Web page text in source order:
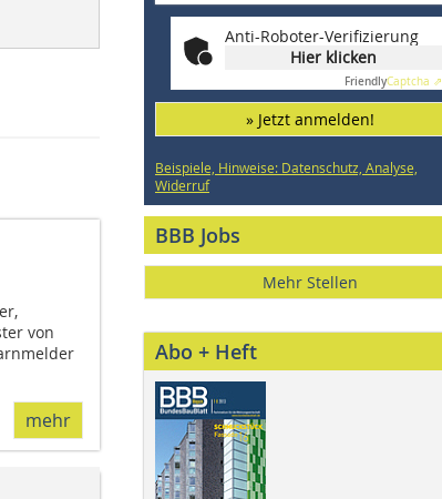
von
mehr
Anti-Roboter-Verifizierung
Hier klicken
FriendlyCaptcha ⇗
» Jetzt anmelden!
Beispiele, Hinweise: Datenschutz, Analyse,
Widerruf
BBB Jobs
Mehr Stellen
Abo + Heft